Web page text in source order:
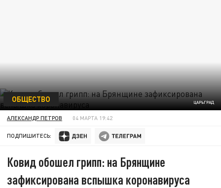
ЦАРЬГРАД
ОБЩЕСТВО
АЛЕКСАНДР ПЕТРОВ 04 МАРТА 19:42
ПОДПИШИТЕСЬ:
Ковид обошел грипп: на Брянщине
зафиксирована вспышка коронавируса